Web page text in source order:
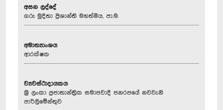
අසන ලද්දේ
ගරු මුදිතා ප්‍රිශාන්ති මහත්මිය, පා.ම.
අමාත්‍යාංශය
ආරක්ෂක
ව්‍යවස්ථාදායකය
ශ්‍රී ලංකා ප්‍රජාතාන්ත්‍රික සමාජවාදී ජනරජයේ නවවැනි
පාර්ලිමේන්තුව